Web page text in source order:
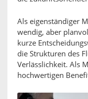
Als eigenständiger
wendig, aber
kurze
die Strukturen des
Verlässlichkeit. Als
hochwertigen